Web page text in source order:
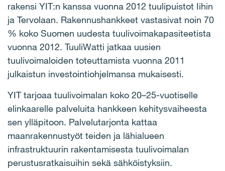
rakensi YIT:n kanssa vuonna 2012 tuulipuistot Iihin
ja Tervolaan. Rakennushankkeet vastasivat noin 70
% koko Suomen uudesta tuulivoimakapasiteetista
vuonna 2012. TuuliWatti jatkaa uusien
tuulivoimaloiden toteuttamista vuonna 2011
julkaistun investointiohjelmansa mukaisesti.
YIT tarjoaa tuulivoimalan koko 20–25-vuotiselle
elinkaarelle palveluita hankkeen kehitysvaiheesta
sen ylläpitoon. Palvelutarjonta kattaa
maanrakennustyöt teiden ja lähialueen
infrastruktuurin rakentamisesta tuulivoimalan
perustusratkaisuihin sekä sähköistyksiin.